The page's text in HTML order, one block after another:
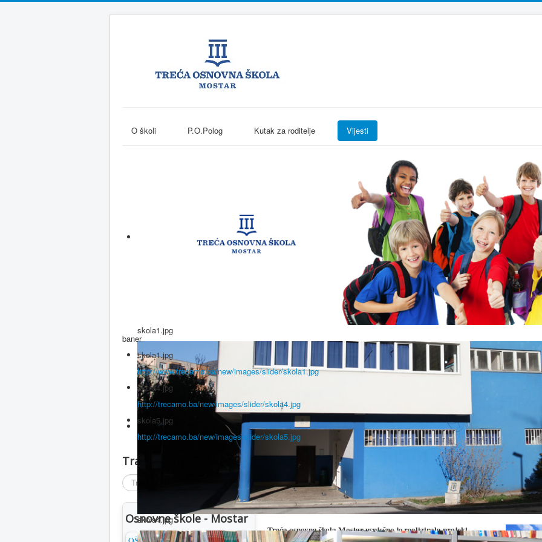
O školi P.O.Polog Kutak za roditelje Vijesti
skola1.jpg
skola4.jpg
baner
skola1.jpg
http://www.trecamo.ba/new/images/slider/skola1.jpg
skola4.jpg
http://trecamo.ba/new/images/slider/skola4.jpg
skola5.jpg
http://trecamo.ba/new/images/slider/skola5.jpg
Traži
Traži
...
Osnovne škole - Mostar
U Trećoj osnovnoj školi Mostar završen
dizalicom topline
Detalji
Objavljeno: 26 Rujan 2025
Treća osnovna škola Mostar uspješno je realizirala projekt